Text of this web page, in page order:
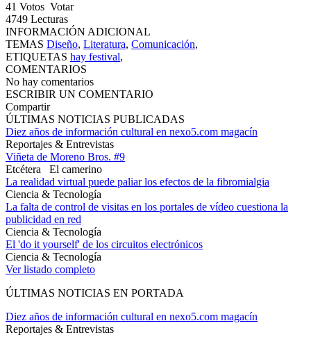
41 Votos Votar
4749 Lecturas
INFORMACIÓN ADICIONAL
TEMAS Diseño, Literatura, Comunicación,
ETIQUETAS hay festival,
COMENTARIOS
No hay comentarios
ESCRIBIR UN COMENTARIO
Compartir
ÚLTIMAS NOTICIAS PUBLICADAS
Diez años de información cultural en nexo5.com magacín
Reportajes & Entrevistas
Viñeta de Moreno Bros. #9
Etcétera
El camerino
La realidad virtual puede paliar los efectos de la fibromialgia
Ciencia & Tecnología
La falta de control de visitas en los portales de vídeo cuestiona la
publicidad en red
Ciencia & Tecnología
El 'do it yourself' de los circuitos electrónicos
Ciencia & Tecnología
Ver listado completo
ÚLTIMAS NOTICIAS EN PORTADA
Diez años de información cultural en nexo5.com magacín
Reportajes & Entrevistas